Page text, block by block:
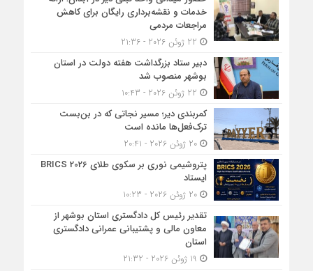
خدمات و نقشه‌برداری رایگان برای کاهش
مراجعات مردمی
دبیر ستاد بزرگداشت هفته دولت در استان
بوشهر منصوب شد
کمربندی دیر؛ مسیر نجاتی که در بن‌بست
ترک‌فعل‌ها مانده است
20 ژوئن 2026 - 20:41
پتروشیمی نوری بر سکوی طلای BRICS 2026
ایستاد
20 ژوئن 2026 - 10:23
تقدیر رئیس کل دادگستری استان بوشهر از
معاون مالی و پشتیبانی عمرانی دادگستری
استان